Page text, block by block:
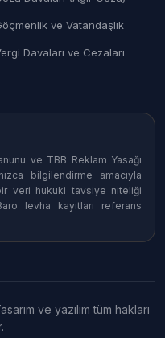
Temel Dava
tahsili.
Zararın
giderilmesi veya
Kararın iptali
ve Vatandaşlık
Davaları ve Cezaları
ve TBB Reklam Yasağı
bilgilendirme amacıyla
veri hukuki tavsiye niteliği
levha kayıtları referans
ve yazılım tüm hakları